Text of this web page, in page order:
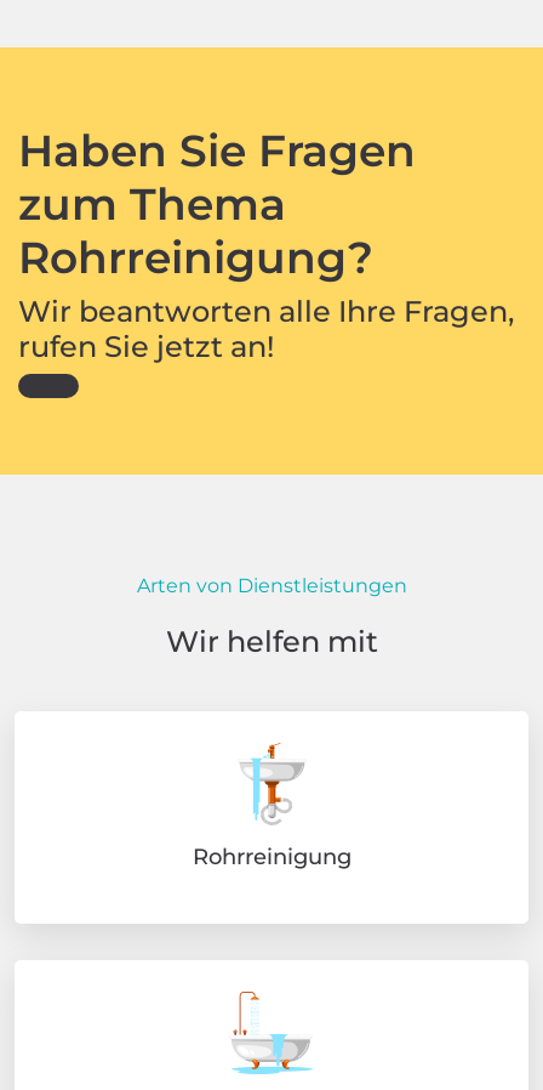
Haben Sie Fragen
zum Thema
Rohrreinigung?
Wir beantworten alle Ihre Fragen,
rufen Sie jetzt an!
Arten von Dienstleistungen
Wir helfen mit
Rohrreinigung